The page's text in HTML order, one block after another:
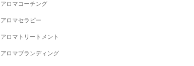
アロマコーチング
アロマセラピー
アロマトリートメント
アロマブランディング